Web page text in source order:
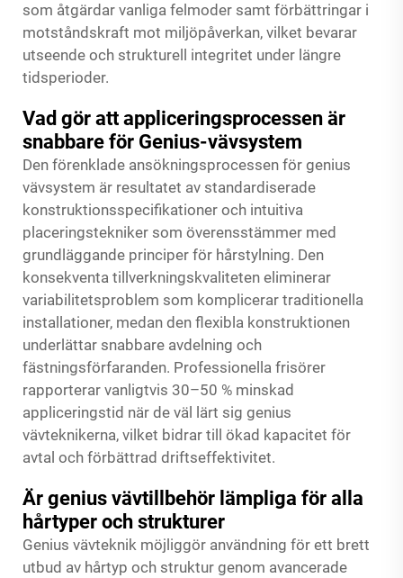
som åtgärdar vanliga felmoder samt förbättringar i
motståndskraft mot miljöpåverkan, vilket bevarar
utseende och strukturell integritet under längre
tidsperioder.
Vad gör att appliceringsprocessen är
snabbare för Genius-vävsystem
Den förenklade ansökningsprocessen för genius
vävsystem är resultatet av standardiserade
konstruktionsspecifikationer och intuitiva
placeringstekniker som överensstämmer med
grundläggande principer för hårstylning. Den
konsekventa tillverkningskvaliteten eliminerar
variabilitetsproblem som komplicerar traditionella
installationer, medan den flexibla konstruktionen
underlättar snabbare avdelning och
fästningsförfaranden. Professionella frisörer
rapporterar vanligtvis 30–50 % minskad
appliceringstid när de väl lärt sig genius
vävteknikerna, vilket bidrar till ökad kapacitet för
avtal och förbättrad driftseffektivitet.
Är genius vävtillbehör lämpliga för alla
hårtyper och strukturer
Genius vävteknik möjliggör användning för ett brett
utbud av hårtyp och struktur genom avancerade